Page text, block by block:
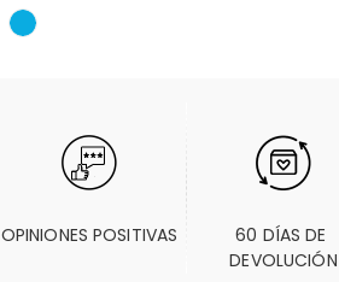
OPINIONES POSITIVAS
60 DÍAS DE
DEVOLUCIÓN